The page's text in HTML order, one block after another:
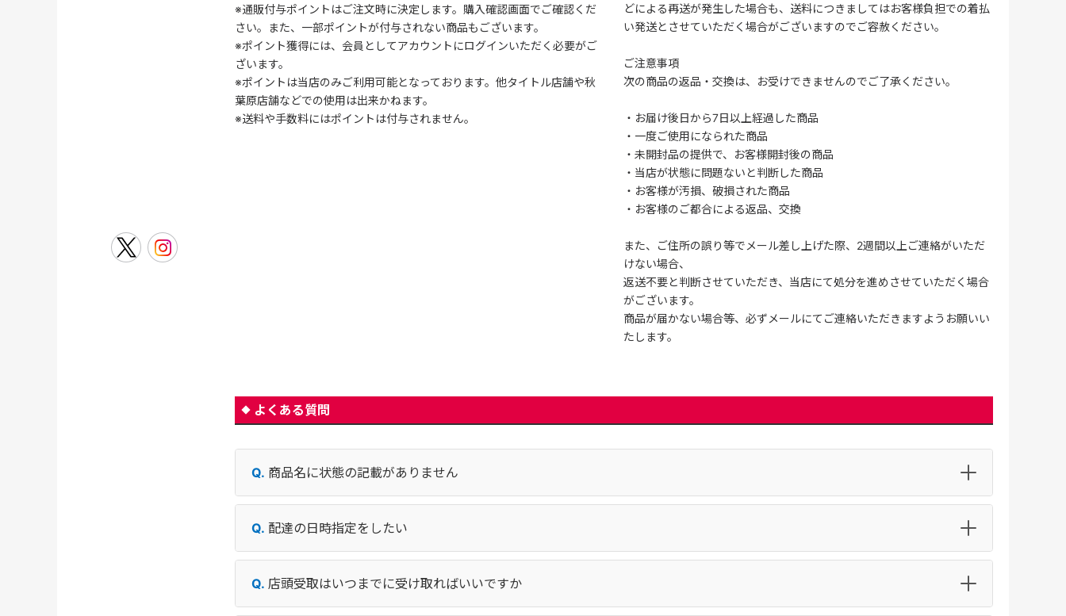
※通販付与ポイントはご注文時に決定します。購入確認画面でご確認くだ
さい。また、一部ポイントが付与されない商品もございます。
※ポイント獲得には、会員としてアカウントにログインいただく必要がご
ざいます。
※ポイントは当店のみご利用可能となっております。他タイトル店舗や秋
葉原店舗などでの使用は出来かねます。
※送料や手数料にはポイントは付与されません。
どによる再送が発生した場合も、送料につきましてはお客様負担での着払
い発送とさせていただく場合がございますのでご容赦ください。
ご注意事項
次の商品の返品・交換は、お受けできませんのでご了承ください。
・お届け後日から7日以上経過した商品
・一度ご使用になられた商品
・未開封品の提供で、お客様開封後の商品
・当店が状態に問題ないと判断した商品
・お客様が汚損、破損された商品
・お客様のご都合による返品、交換
また、ご住所の誤り等でメール差し上げた際、2週間以上ご連絡がいただ
けない場合、
返送不要と判断させていただき、当店にて処分を進めさせていただく場合
がございます。
商品が届かない場合等、必ずメールにてご連絡いただきますようお願いい
たします。
よくある質問
商品名に状態の記載がありません
配達の日時指定をしたい
店頭受取はいつまでに受け取ればいいですか